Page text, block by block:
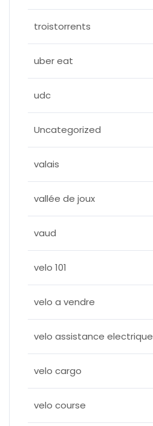
troistorrents
uber eat
udc
Uncategorized
valais
vallée de joux
vaud
velo 101
velo a vendre
velo assistance electrique
velo cargo
velo course